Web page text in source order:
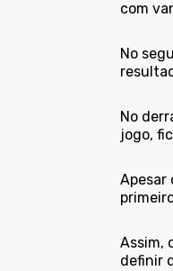
com
No
No
jogo,
Apesar
Assim,
definir